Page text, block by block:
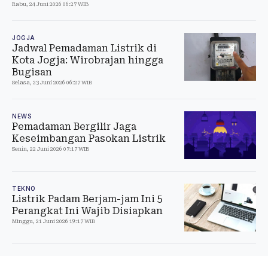
Rabu, 24 Juni 2026 06:27 WIB
JOGJA
Jadwal Pemadaman Listrik di
Kota Jogja: Wirobrajan hingga
Bugisan
Selasa, 23 Juni 2026 06:27 WIB
NEWS
Pemadaman Bergilir Jaga
Keseimbangan Pasokan Listrik
Senin, 22 Juni 2026 07:17 WIB
TEKNO
Listrik Padam Berjam-jam Ini 5
Perangkat Ini Wajib Disiapkan
Minggu, 21 Juni 2026 19:17 WIB